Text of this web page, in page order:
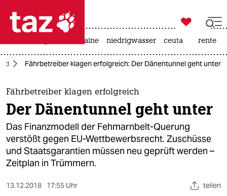
 taz zahl ich
taz zahl ich
themen
politik
öko
gesellschaft
kultur

taz zahl ich
krieg in der ukraine niedrigwasser ceuta rente
Fährbetreiber klagen erfolgreich: Der Dänentunnel geht unter
Fährbetreiber klagen erfolgreich
Der Dänentunnel geht unter
Das Finanzmodell der Fehmarnbelt-Querung
verstößt gegen EU-Wettbewerbsrecht. Zuschüsse
und Staatsgarantien müssen neu geprüft werden –
Zeitplan in Trümmern.
13.12.2018 17:55 Uhr teilen